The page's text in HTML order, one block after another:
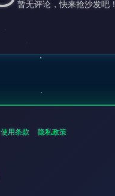
暂无评论，快来抢沙发吧！
使用条款 隐私政策